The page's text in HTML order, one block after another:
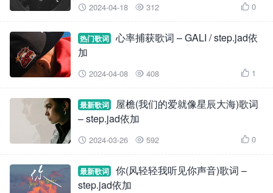
 2024-04-18  312  0
热门歌词
心率捕获歌词 – GALI / step.jad依
加
 2024-04-08  408  1
最新歌词
屋檐(我们的爱就像星辰大海)歌词
– step.jad依加
 2024-03-26  592  0
最新歌词
你(风轻轻我听见你声音)歌词 –
step.jad依加